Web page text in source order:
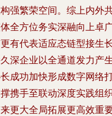
强繁荣空间。综上内外
全方位务实深融向上卓
有代表适应态链型接生
深企业以全通道发力产
成功加快形成数字网络
携手至联动深度实践组
更大全局拓展更高效重